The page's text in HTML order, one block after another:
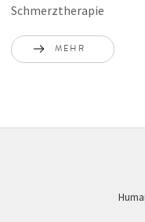
Schmerztherapie
MEHR